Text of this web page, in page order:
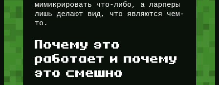
мимикрировать что-либо, а ларперы
лишь делают вид, что являются чем-
то.
Почему это
работает и почему
это смешно